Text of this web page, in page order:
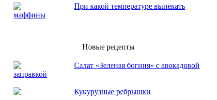
При какой температуре выпекать
маффины
Новые рецепты
Салат «Зеленая богиня» с авокадовой
заправкой
Кукурузные ребрышки